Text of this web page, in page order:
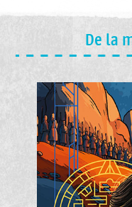
De la